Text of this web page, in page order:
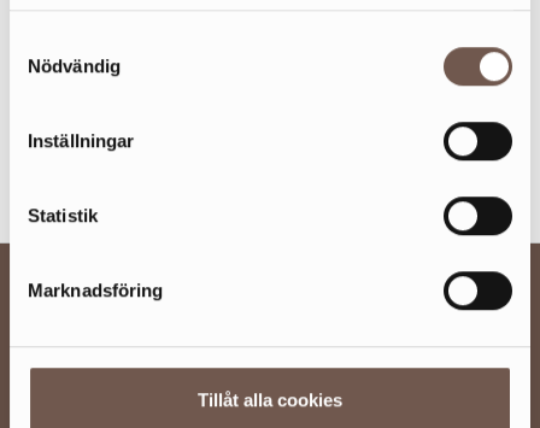
Nödvändig
Inställningar
Statistik
Marknadsföring
Tillåt alla cookies